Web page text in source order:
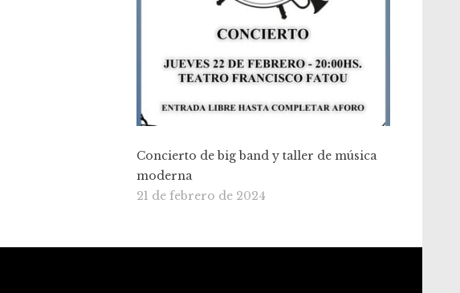
Concierto de big band y taller de música
moderna
21 de febrero de 2024